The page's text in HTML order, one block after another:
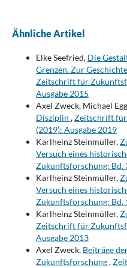
Ähnliche Artikel
Elke Seefried, Die
Grenzen. Zur
Zeitschrift für
Ausgabe 2015
Axel Zweck, Michael
Disziplin ,Zeitschrift für
(2019): Ausgabe 2019
Karlheinz Steinmüller,
Versuch eines
Zukunftsforschung: Bd.
Karlheinz Steinmüller,
Versuch eines
Zukunftsforschung: Bd.
Karlheinz Steinmüller,
Zeitschrift für
Ausgabe 2013
Axel Zweck, Beiträge
Zukunftsforschung,